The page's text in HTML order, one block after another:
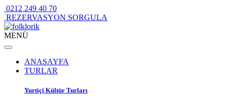
0212 249 40 70
REZERVASYON SORGULA
MENÜ
ANASAYFA
TURLAR
Yurtiçi Kültür Turları